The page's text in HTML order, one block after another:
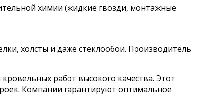
химии (жидкие гвозди, монтажные
холсты и даже стеклообои. Производитель
работ высокого качества. Этот
Компании гарантируют оптимальное